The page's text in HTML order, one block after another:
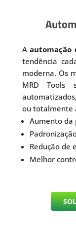
Aautomação
tendência
moderna. Os
MRD Tools
ou totalmente
Aumento da
Redução de
Melhor